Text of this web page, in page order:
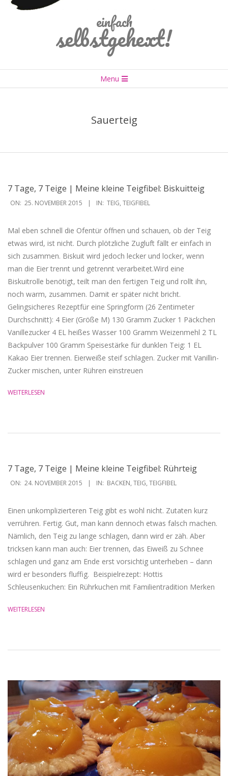
einfach
selbstgehext!
Navigation
Menu
Sauerteig
7 Tage, 7 Teige | Meine kleine Teigfibel: Biskuitteig
2015-
ON: 25. NOVEMBER 2015 IN: TEIG, TEIGFIBEL
Mal eben schnell die Ofentür öffnen und schauen, ob der Teig
etwas wird, ist nicht. Durch plötzliche Zugluft fällt er einfach in
sich zusammen. Biskuit wird jedoch lecker und locker, wenn
man die Eier trennt und getrennt verarbeitet.Wird eine
Biskuitrolle benötigt, teilt man den fertigen Teig und rollt ihn,
noch warm, zusammen. Damit er später nicht bricht.
Gelingsicheres Rezeptfür eine Springform (26 Zentimeter
Durchschnitt): 4 Eier (Größe M) 130 Gramm Zucker 1 Päckchen
Vanillezucker 4 EL heißes Wasser 100 Gramm Weizenmehl 2 TL
Backpulver 100 Gramm Speisestärke für dunklen Teig: 1 EL
Kakao Eier trennen. Eierweiße steif schlagen. Zucker mit Vanillin-
Zucker mischen, unter Rühren einstreuen
WEITERLESEN
7 Tage, 7 Teige | Meine kleine Teigfibel: Rührteig
2015-
ON: 24. NOVEMBER 2015 IN: BACKEN, TEIG, TEIGFIBEL
Einen unkomplizierteren Teig gibt es wohl nicht. Zutaten kurz
verrühren. Fertig. Gut, man kann dennoch etwas falsch machen.
Nämlich, den Teig zu lange schlagen, dann wird er zäh. Aber
tricksen kann man auch: Eier trennen, das Eiweiß zu Schnee
schlagen und ganz am Ende erst vorsichtig unterheben – dann
wird er besonders fluffig. ‎ Beispielrezept: Hottis
Schleusenkuchen: Ein Rührkuchen mit Familientradition Merken
WEITERLESEN